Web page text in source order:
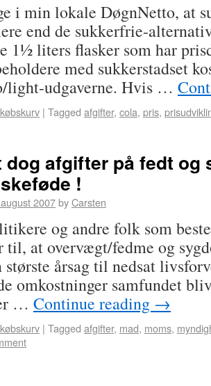
i min lokale DøgnNetto, at
end de sukkerfrie-
1½ liters flasker som har
med sukkerstadset
light-udgaverne. Hvis …
| Tagged afgifter, cola, pris,
afgifter på fedt og
!
2007byCarsten
og andre folk som
til, at overvægt/fedme og
største årsag til nedsat
omkostninger samfundet
… Continue reading →
| Tagged afgifter, mad, moms,